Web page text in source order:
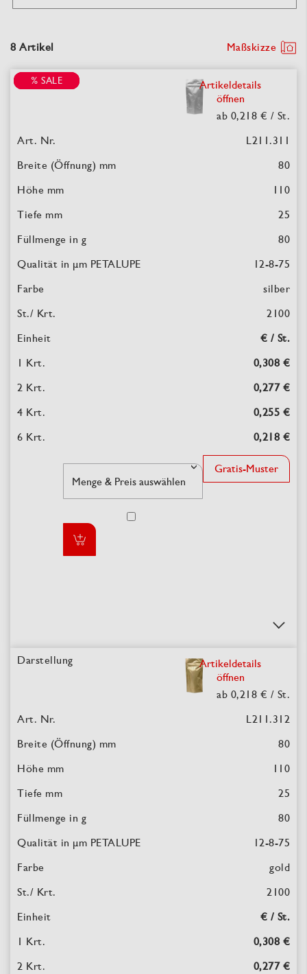
8 Artikel Maßskizze
Artikeldetails
öffnen
ab 0,218 € / St.
L211.311
80
110
25
80
12-8-75
silber
2100
€ / St.
0,308 €
0,277 €
0,255 €
0,218 €
Gratis-Muster
Artikeldetails
öffnen
ab 0,218 € / St.
L211.312
80
110
25
80
12-8-75
gold
2100
€ / St.
0,308 €
0,277 €
% SALE
% SALE
% SALE